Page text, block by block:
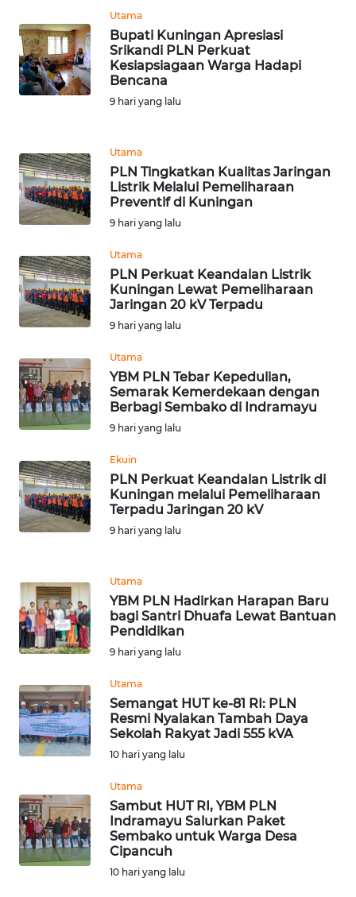
Utama
Bupati Kuningan Apresiasi
Srikandi PLN Perkuat
Kesiapsiagaan Warga Hadapi
Bencana
9 hari yang lalu
Utama
PLN Tingkatkan Kualitas Jaringan
Listrik Melalui Pemeliharaan
Preventif di Kuningan
9 hari yang lalu
Utama
PLN Perkuat Keandalan Listrik
Kuningan Lewat Pemeliharaan
Jaringan 20 kV Terpadu
9 hari yang lalu
Utama
YBM PLN Tebar Kepedulian,
Semarak Kemerdekaan dengan
Berbagi Sembako di Indramayu
9 hari yang lalu
Ekuin
PLN Perkuat Keandalan Listrik di
Kuningan melalui Pemeliharaan
Terpadu Jaringan 20 kV
9 hari yang lalu
Utama
YBM PLN Hadirkan Harapan Baru
bagi Santri Dhuafa Lewat Bantuan
Pendidikan
9 hari yang lalu
Utama
Semangat HUT ke-81 RI: PLN
Resmi Nyalakan Tambah Daya
Sekolah Rakyat Jadi 555 kVA
10 hari yang lalu
Utama
Sambut HUT RI, YBM PLN
Indramayu Salurkan Paket
Sembako untuk Warga Desa
Cipancuh
10 hari yang lalu
WN
KALTARA
WN
WN
KALTIM
WN
WN
GORONTALO
WN
WN
MALUKU
MALUT
WN
DAIRI
DANAU
TOBA
WN
WN
LANGKAT
WN
SELATAN
WN
TANJUNG
LESUNG